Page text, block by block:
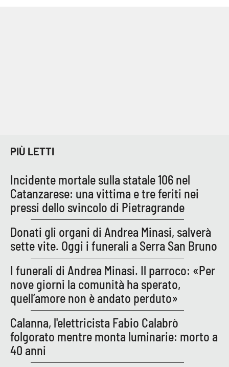
PIÙ LETTI
Incidente mortale sulla statale 106 nel
Catanzarese: una vittima e tre feriti nei
pressi dello svincolo di Pietragrande
Donati gli organi di Andrea Minasi, salverà
sette vite. Oggi i funerali a Serra San Bruno
I funerali di Andrea Minasi. Il parroco: «Per
nove giorni la comunità ha sperato,
quell’amore non è andato perduto»
Calanna, l'elettricista Fabio Calabrò
folgorato mentre monta luminarie: morto a
40 anni